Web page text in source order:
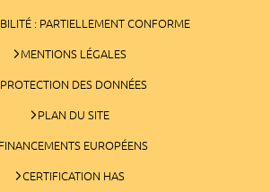
: PARTIELLEMENT CONFORME
MENTIONS LÉGALES
PROTECTION DES DONNÉES
PLAN DU SITE
FINANCEMENTS EUROPÉENS
CERTIFICATION HAS